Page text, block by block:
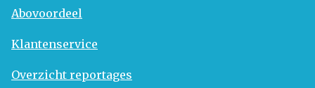
Abovoordeel
Klantenservice
Overzicht reportages